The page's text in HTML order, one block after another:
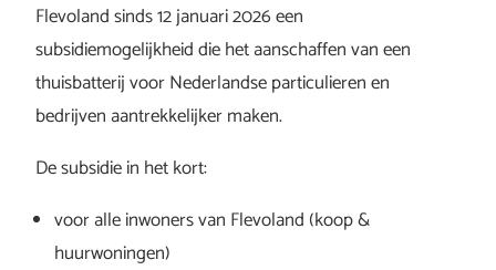
Flevoland sinds 12 januari 2026 een
subsidiemogelijkheid die het aanschaffen van een
thuisbatterij voor Nederlandse particulieren en
bedrijven aantrekkelijker maken.
De subsidie in het kort:
voor alle inwoners van Flevoland (koop &
huurwoningen)